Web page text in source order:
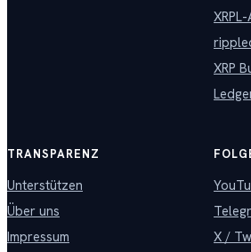
XRP
TRANSPARENZ
Unterstützen
Über uns
Impressum
X /